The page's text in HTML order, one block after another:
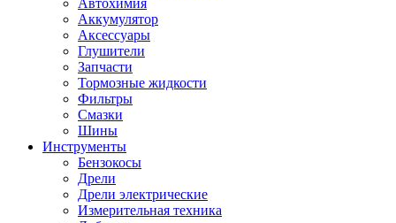
Автохимия
Аккумулятор
Аксессуары
Глушители
Запчасти
Тормозные жидкости
Фильтры
Смазки
Шины
Инструменты
Бензокосы
Дрели
Дрели электрические
Измерительная техника